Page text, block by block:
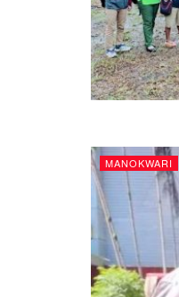
MANOKWARI